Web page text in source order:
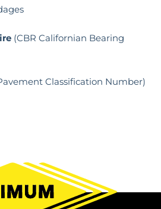
(CBR Californian Bearing
Classification Number)